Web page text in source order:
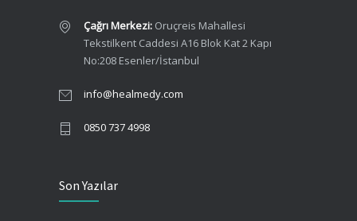
Çağrı Merkezi: Oruçreis Mahallesi
Tekstilkent Caddesi A16 Blok Kat 2 Kapı
No:208 Esenler/İstanbul
info@healmedy.com
0850 737 4998
Son Yazılar